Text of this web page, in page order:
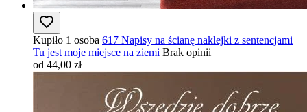
Kupiło 1 osoba 617 Napisy na ścianę naklejki z sentencjami
Tu jest moje miejsce na ziemi Brak opinii
od 44,00 zł